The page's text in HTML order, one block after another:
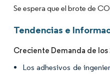
Se espera que el brote de
Tendencias e
Creciente Demanda de
Los adhesivos de